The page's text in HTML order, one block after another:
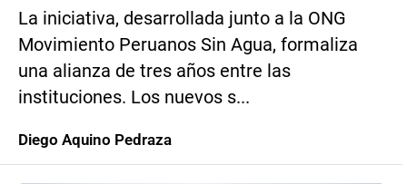
La iniciativa, desarrollada junto a la ONG
Movimiento Peruanos Sin Agua, formaliza
una alianza de tres años entre las
instituciones. Los nuevos s...
Diego Aquino Pedraza